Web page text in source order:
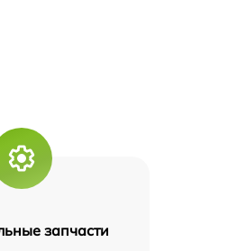
запчасти